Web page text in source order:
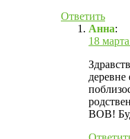
Ответить
Анна:
18
деревне
ВОВ!